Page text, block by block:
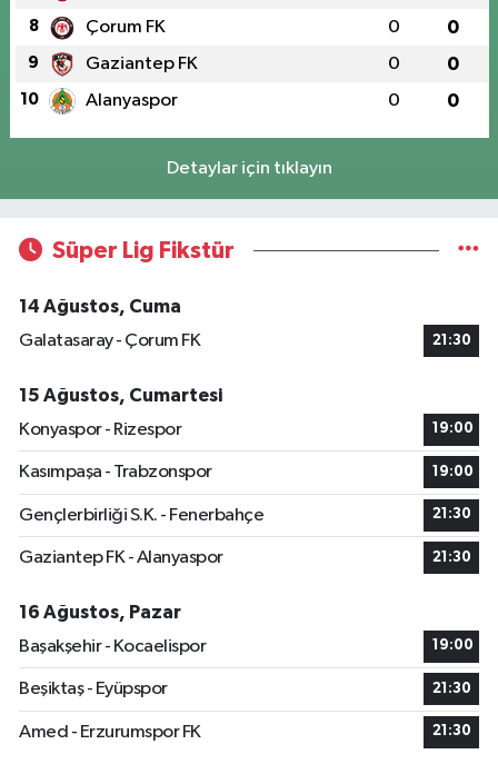
8 Çorum FK 0 0
9 Gaziantep FK 0 0
10 Alanyaspor 0 0
Detaylar için tıklayın
Süper Lig Fikstür
14 Ağustos, Cuma
Galatasaray - Çorum FK
21:30
15 Ağustos, Cumartesi
Konyaspor - Rizespor
19:00
Kasımpaşa - Trabzonspor 19:00
Gençlerbirliği S.K. - Fenerbahçe 21:30
Gaziantep FK - Alanyaspor 21:30
16 Ağustos, Pazar
Başakşehir - Kocaelispor
19:00
Beşiktaş - Eyüpspor 21:30
Amed - Erzurumspor FK 21:30